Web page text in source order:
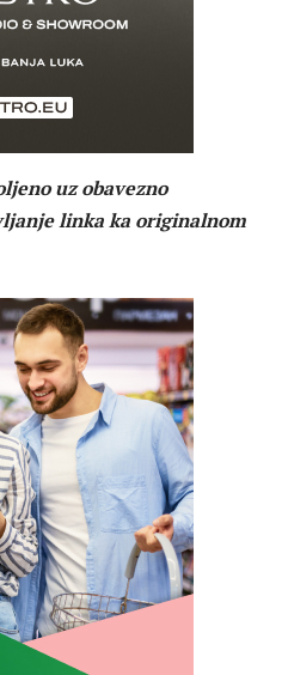
uz obavezno
linka ka originalnom